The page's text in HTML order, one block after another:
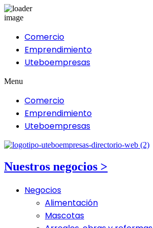
Comercio
Emprendimiento
Uteboempresas
Menu
Comercio
Emprendimiento
Uteboempresas
Nuestros negocios >
Negocios
Alimentación
Mascotas